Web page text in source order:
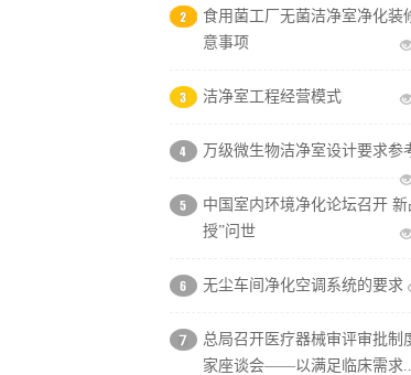
食用菌工厂无菌洁净室净化装
意事项
洁净室工程经营模式
万级微生物洁净室设计要求参
中国室内环境净化论坛召开 新
授”问世
无尘车间净化空调系统的要求
总局召开医疗器械审评审批制
家座谈会——以满足临床需求